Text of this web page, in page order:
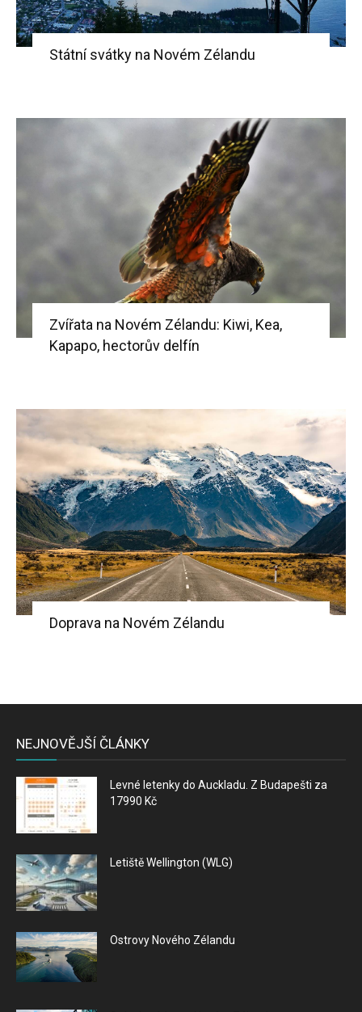
Státní svátky na Novém Zélandu
Zvířata na Novém Zélandu: Kiwi, Kea,
Kapapo, hectorův delfín
Doprava na Novém Zélandu
NEJNOVĚJŠÍ ČLÁNKY
Levné letenky do Auckladu. Z Budapešti za
17990 Kč
Letiště Wellington (WLG)
Ostrovy Nového Zélandu